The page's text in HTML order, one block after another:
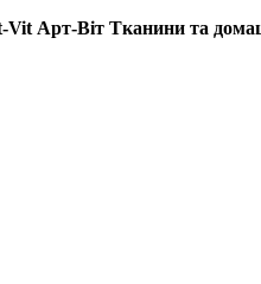
Vit Арт-Віт Тканини та